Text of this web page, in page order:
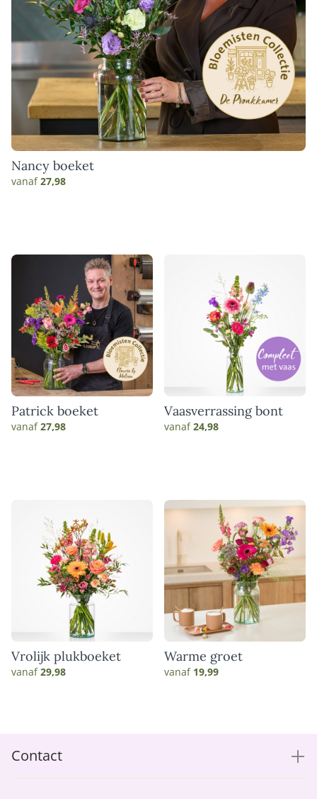
Nancy boeket
vanaf27,98
Patrick boeket
vanaf27,98
Vaasverrassing bont
vanaf24,98
Vrolijk plukboeket
vanaf29,98
Warme groet
vanaf 19,99
Contact